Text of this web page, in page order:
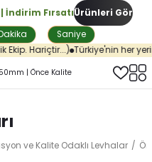
İndirim Fırsatı
Saniye
Ürünleri Gör
Hariçtir...) Türkiye'nin her
ve Kalite Odaklı Levhalar